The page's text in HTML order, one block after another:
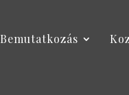
Bemutatkozás